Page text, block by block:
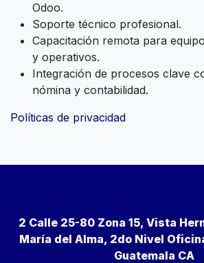
Odoo.
Soporte técnico profesional.
Capacitación remota para
y operativos.
Integración de procesos clave
nómina y contabilidad.
Políticas de privacidad
2 Calle 25-80 Zona 15, Vista
María del Alma, 2do Nivel
Guatemala CA